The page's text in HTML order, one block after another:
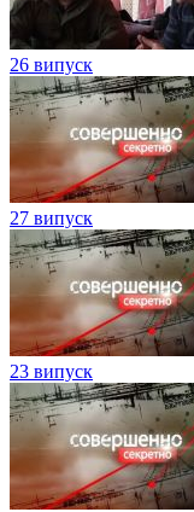
26 випуск
27 випуск
23 випуск